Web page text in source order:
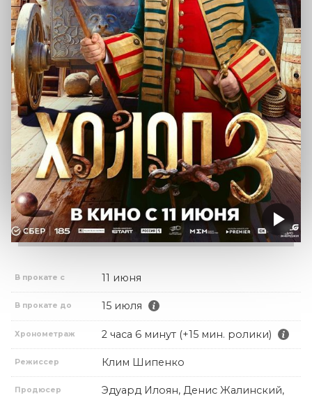
В прокате с 11 июня
В прокате до 15 июля
Хронометраж 2 часа 6 минут (+15 мин. ролики)
Режиссер Клим Шипенко
Продюсер
Эдуард Илоян, Денис Жалинский,